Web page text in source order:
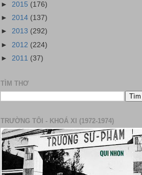
► 2015 (176)
► 2014 (137)
► 2013 (292)
► 2012 (224)
► 2011 (37)
TÌM THƠ
TRƯỜNG TÔI - KHOÁ XI (1972-1974)